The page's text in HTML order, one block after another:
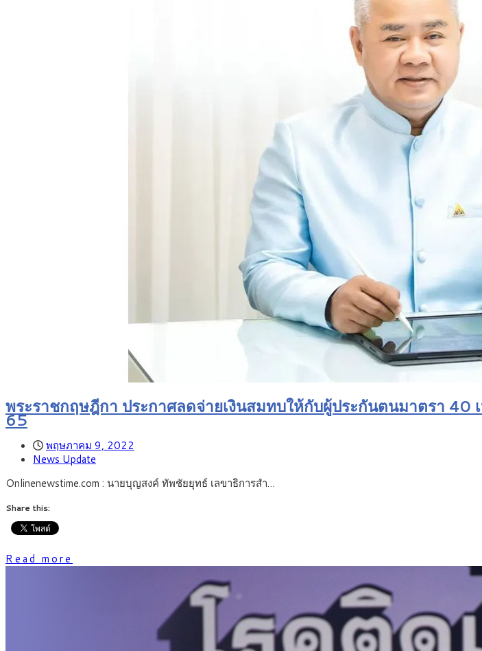
พระราชกฤษฎีกา ประกาศลดจ่ายเงินสมทบให้กับผู้ประกันตนมาตรา 40
65
พฤษภาคม 9, 2022
News Update
Onlinenewstime.com : นายบุญสงค์ ทัพชัยยุทธ์ เลขาธิการสำ…
Share this:
Read more